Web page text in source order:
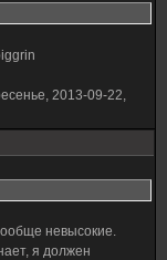
2013-09-22,
невысокие.
я должен